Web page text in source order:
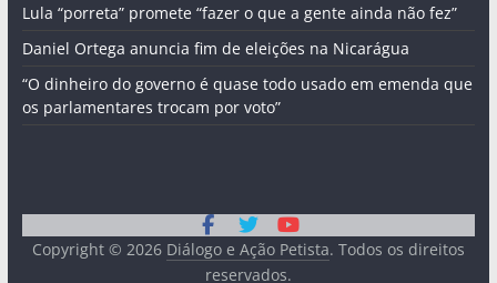
Lula “porreta” promete “fazer o que a gente ainda não fez”
Daniel Ortega anuncia fim de eleições na Nicarágua
“O dinheiro do governo é quase todo usado em emenda que
os parlamentares trocam por voto”
Copyright © 2026 Diálogo e Ação Petista. Todos os direitos
reservados.